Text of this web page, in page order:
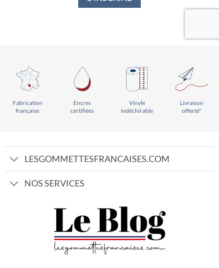
Fabrication
française
Encres
certifiées
Vinyle
indéchirable
Livraison
offerte*
LESGOMMETTESFRANCAISES.COM
NOS SERVICES